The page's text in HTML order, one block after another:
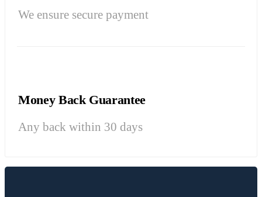
We ensure secure payment
Money Back Guarantee
Any back within 30 days